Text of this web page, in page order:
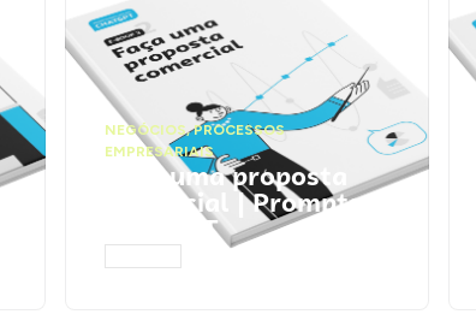
NEGÓCIOS,PROCESSOS
EMPRESARIAIS
Faça uma proposta
comercial | Prompts
ChatGPT